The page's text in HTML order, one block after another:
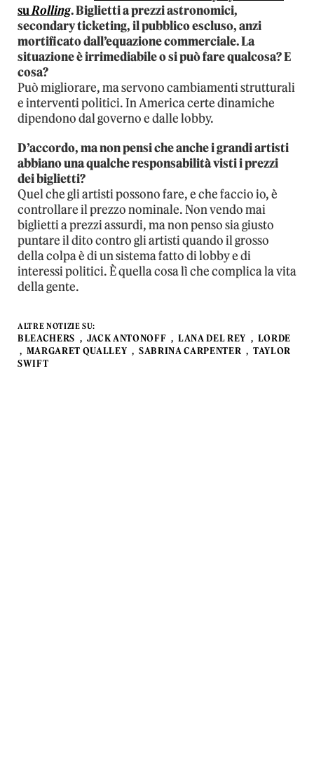
suRolling. Biglietti a prezzi astronomici,
secondary ticketing, il pubblico escluso, anzi
mortificato dall’equazione commerciale. La
situazione è irrimediabile o si può fare qualcosa? E
cosa?
Può migliorare, ma servono cambiamenti strutturali
e interventi politici. In America certe dinamiche
dipendono dal governo e dalle lobby.
D’accordo, ma non pensi che anche i grandi artisti
abbiano una qualche responsabilità visti i prezzi
dei biglietti?
Quel che gli artisti possono fare, e che faccio io, è
controllare il prezzo nominale. Non vendo mai
biglietti a prezzi assurdi, ma non penso sia giusto
puntare il dito contro gli artisti quando il grosso
della colpa è di un sistema fatto di lobby e di
interessi politici. È quella cosa lì che complica la vita
della gente.
ALTRE NOTIZIE SU:
BLEACHERS JACK ANTONOFF LANA DEL REY
LORDE
MARGARET QUALLEY
SABRINA CARPENTER
TAYLOR
SWIFT